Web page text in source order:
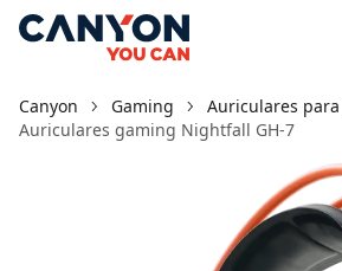
Canyon Gaming
Auriculares
Auriculares gaming Nightfall GH-7